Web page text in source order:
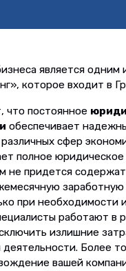
является одним
которое входит в
что постоянное
обеспечивает
сфер
полное
не придется
при необходимости
работают в
излишние
Более
вашей